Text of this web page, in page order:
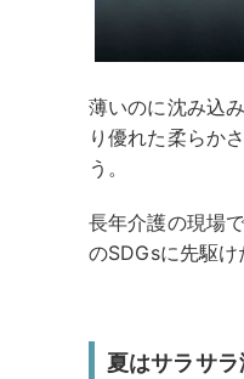
薄いのに沈み込
り優れた柔らか
う。
⻑年介護の現場
のSDGsに先駆け
夏はサラサ